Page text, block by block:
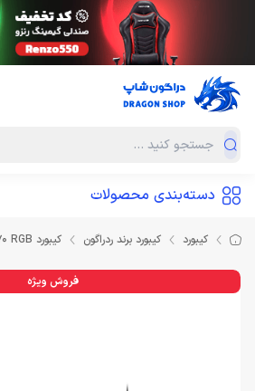
دسته‌بندی محصولات
کیبورد کیبورد برند ردراگون کیبورد Redragon Argo K670 RGB
فروش ویژه